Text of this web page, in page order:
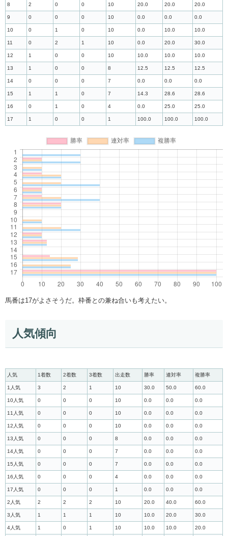
8 2 0 0 10 20.0 20.0 20.0
9 0 0 0 10 0.0 0.0 0.0
10 0 1 0 10 0.0 10.0 10.0
11 0 2 1 10 0.0 20.0 30.0
12 1 0 0 10 10.0 10.0 10.0
13 1 0 0 8 12.5 12.5 12.5
14 0 0 0 7 0.0 0.0 0.0
15 1 1 0 7 14.3 28.6 28.6
16 0 1 0 4 0.0 25.0 25.0
17 1 0 0 1 100.0 100.0 100.0
馬番は17がよさそうだ。枠番との兼ね合いも考えたい。
人気傾向
人気 1着数 2着数 3着数 出走数 勝率 連対率 複勝率
1人気 3 2 1 10 30.0 50.0 60.0
10人気 0 0 0 10 0.0 0.0 0.0
11人気 0 0 0 10 0.0 0.0 0.0
12人気 0 0 0 10 0.0 0.0 0.0
13人気 0 0 0 8 0.0 0.0 0.0
14人気 0 0 0 7 0.0 0.0 0.0
15人気 0 0 0 7 0.0 0.0 0.0
16人気 0 0 0 4 0.0 0.0 0.0
17人気 0 0 0 1 0.0 0.0 0.0
2人気 2 2 2 10 20.0 40.0 60.0
3人気 1 1 1 10 10.0 20.0 30.0
4人気 1 0 1 10 10.0 10.0 20.0